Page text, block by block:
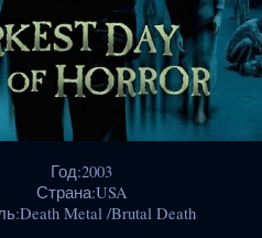
Год:2003
Страна:USA
Metal /Brutal Death